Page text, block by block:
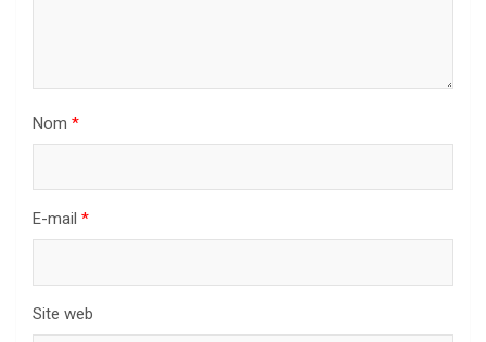
Nom *
E-mail *
Site web